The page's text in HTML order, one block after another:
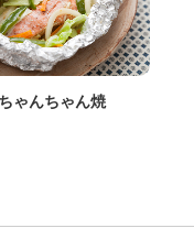
ゃんちゃん焼